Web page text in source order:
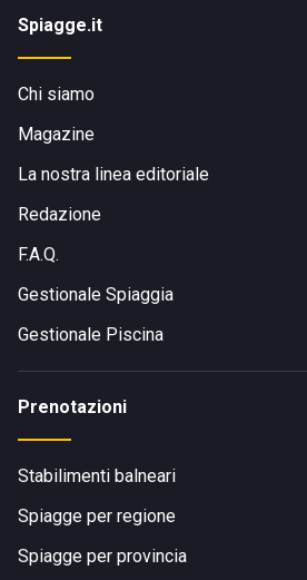
Spiagge.it
Chi siamo
Magazine
La nostra linea editoriale
Redazione
F.A.Q.
Gestionale Spiaggia
Gestionale Piscina
Prenotazioni
Stabilimenti balneari
Spiagge per regione
Spiagge per provincia